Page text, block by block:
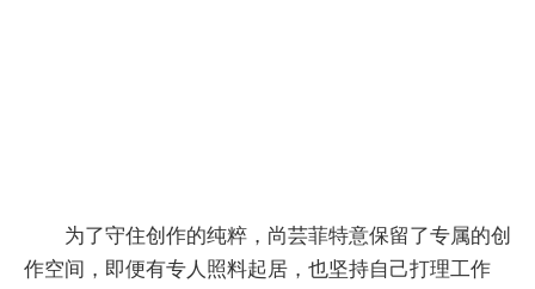
为了守住创作的纯粹，尚芸菲特意保留了专属的创
作空间，即便有专人照料起居，也坚持自己打理工作